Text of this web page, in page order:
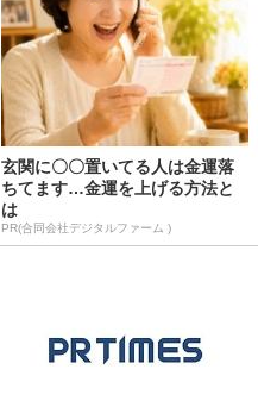
玄関に〇〇置いてる人は金運落
ちてます…金運を上げる方法と
は
PR(合同会社デジタルファーム )